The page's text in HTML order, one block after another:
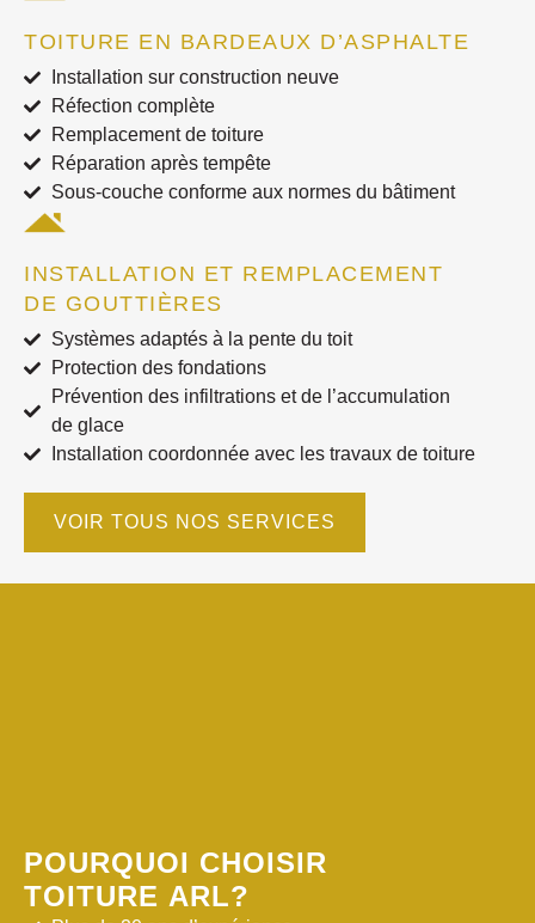
TOITURE EN BARDEAUX D’ASPHALTE
Installation sur construction neuve
Réfection complète
Remplacement de toiture
Réparation après tempête
Sous-couche conforme aux normes du bâtiment
INSTALLATION ET REMPLACEMENT
DE GOUTTIÈRES
Systèmes adaptés à la pente du toit
Protection des fondations
Prévention des infiltrations et de l’accumulation
de glace
Installation coordonnée avec les travaux de toiture
VOIR TOUS NOS SERVICES
POURQUOI CHOISIR
TOITURE ARL?